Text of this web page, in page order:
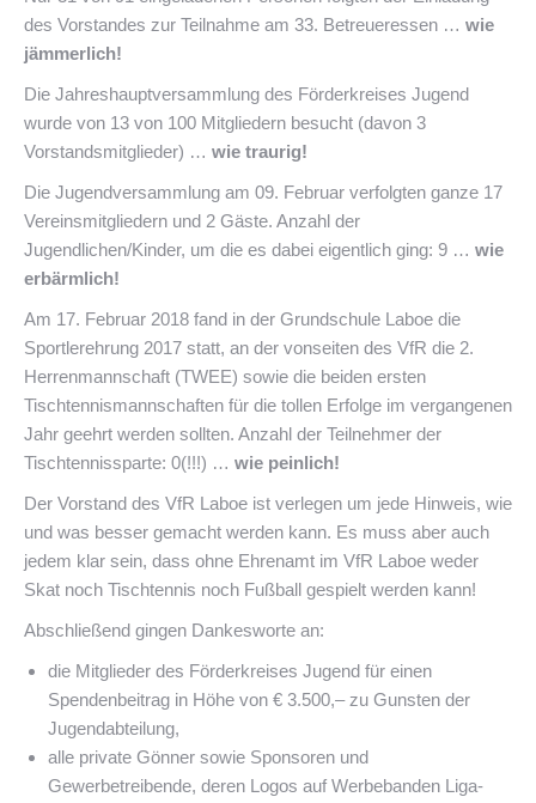
des Vorstandes zur Teilnahme am 33. Betreueressen … wie
jämmerlich!
Die Jahreshauptversammlung des Förderkreises Jugend
wurde von 13 von 100 Mitgliedern besucht (davon 3
Vorstandsmitglieder) … wie traurig!
Die Jugendversammlung am 09. Februar verfolgten ganze 17
Vereinsmitgliedern und 2 Gäste. Anzahl der
Jugendlichen/Kinder, um die es dabei eigentlich ging: 9 … wie
erbärmlich!
Am 17. Februar 2018 fand in der Grundschule Laboe die
Sportlerehrung 2017 statt, an der vonseiten des VfR die 2.
Herrenmannschaft (TWEE) sowie die beiden ersten
Tischtennismannschaften für die tollen Erfolge im vergangenen
Jahr geehrt werden sollten. Anzahl der Teilnehmer der
Tischtennissparte: 0(!!!) … wie peinlich!
Der Vorstand des VfR Laboe ist verlegen um jede Hinweis, wie
und was besser gemacht werden kann. Es muss aber auch
jedem klar sein, dass ohne Ehrenamt im VfR Laboe weder
Skat noch Tischtennis noch Fußball gespielt werden kann!
Abschließend gingen Dankesworte an:
die Mitglieder des Förderkreises Jugend für einen
Spendenbeitrag in Höhe von € 3.500,– zu Gunsten der
Jugendabteilung,
alle private Gönner sowie Sponsoren und
Gewerbetreibende, deren Logos auf Werbebanden Liga-